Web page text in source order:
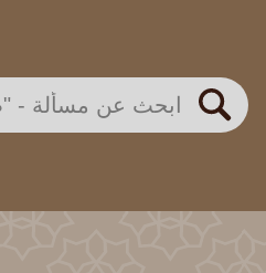
بحث
اللجنة الدائمة